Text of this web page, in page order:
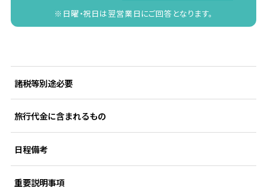
※日曜・祝日は翌営業日にご回答となります。
諸税等別途必要
旅行代金に含まれるもの
日程備考
重要説明事項